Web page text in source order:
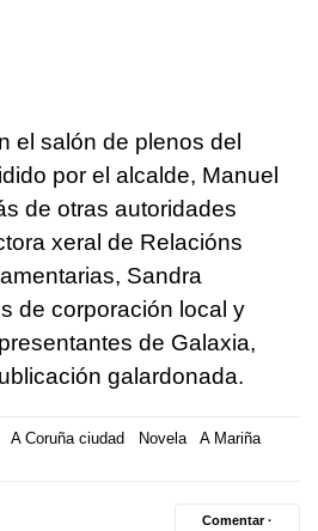
el salón de plenos del
por el alcalde, Manuel
de otras autoridades
xeral de Relacións
Sandra
de corporación local y
de Galaxia,
galardonada.
A Coruña ciudad Novela
A Mariña
Comentar ·